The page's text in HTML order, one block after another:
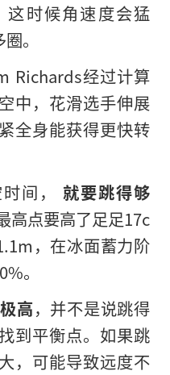
这时候角速度会猛
。
Richards经过计算
中，花滑选手伸展
全身能获得更快转
间， 就要跳得够
高点要高了足足17c
，在冰面蓄力阶
。
高，并不是说跳得
到平衡点。如果跳
，可能导致远度不